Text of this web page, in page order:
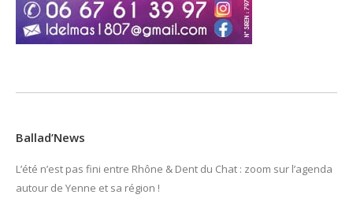
Ballad’News
L’été n’est pas fini entre Rhône & Dent du Chat : zoom sur l’agenda
autour de Yenne et sa région !